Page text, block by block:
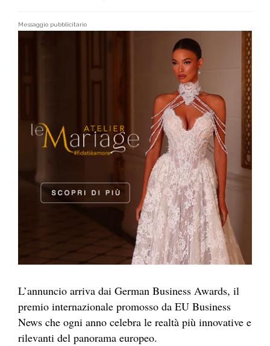
Messaggio pubblicitario
L’annuncio arriva dai German Business Awards, il
premio internazionale promosso da EU Business
News che ogni anno celebra le realtà più innovative e
rilevanti del panorama europeo.